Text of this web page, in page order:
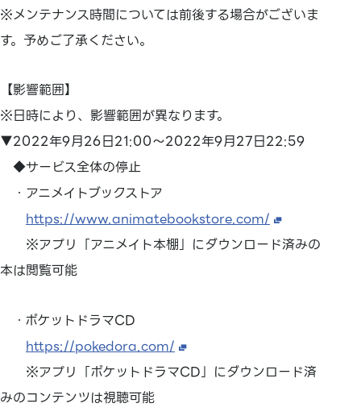
※メンテナンス時間については前後する場合がございま
す。予めご了承ください。
【影響範囲】
※日時により、影響範囲が異なります。
▼2022年9月26日21:00～2022年9月27日22:59
◆サービス全体の停止
・アニメイトブックストア
https://www.animatebookstore.com/
※アプリ「アニメイト本棚」にダウンロード済みの
本は閲覧可能
・ポケットドラマCD
https://pokedora.com/
※アプリ「ポケットドラマCD」にダウンロード済
みのコンテンツは視聴可能